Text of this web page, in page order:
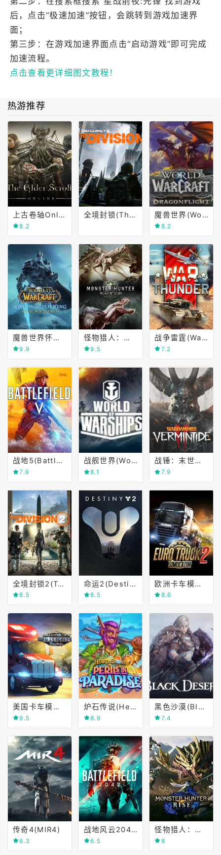
后，点击“极速加速”按钮，会跳转到游戏加速界
面；
第三步：在游戏加速界面点击“启动游戏”即可完成
加速流程。
点击查看更详细图文教程！
热游推荐
上古卷轴Online(The Elder Scrolls Online)
8.2
全境封锁(The Division) 魔兽世界(World of Warcraft)
8.2
魔兽世界怀旧服(World of Warcraft Classic)
9.9
怪物猎人：世界(MONSTER HUNTER WORLD)
9.5
战争雷霆(War Thunder)
7.2
战地5(Battlefield Ⅴ)
7.9
战舰世界(World of Warships)
8.1
战锤：末世鼠疫2(Warhammer)
7.9
全境封锁2(Tom Clancy's The Division 2)
8.5
命运2(Destiny 2)
8.5
欧洲卡车模拟2(Euro Truck Simulator 2)
8.6
美国卡车模拟(American Truck Simulator)
9.5
炉石传说(Hearthstone)
8.9
黑色沙漠(Black Desert Online)
7.4
传奇4(MIR4)
6.3
战地风云2042(Battlefield 2042)
6.5
怪物猎人：崛起(Monster Hunter Rise)
8